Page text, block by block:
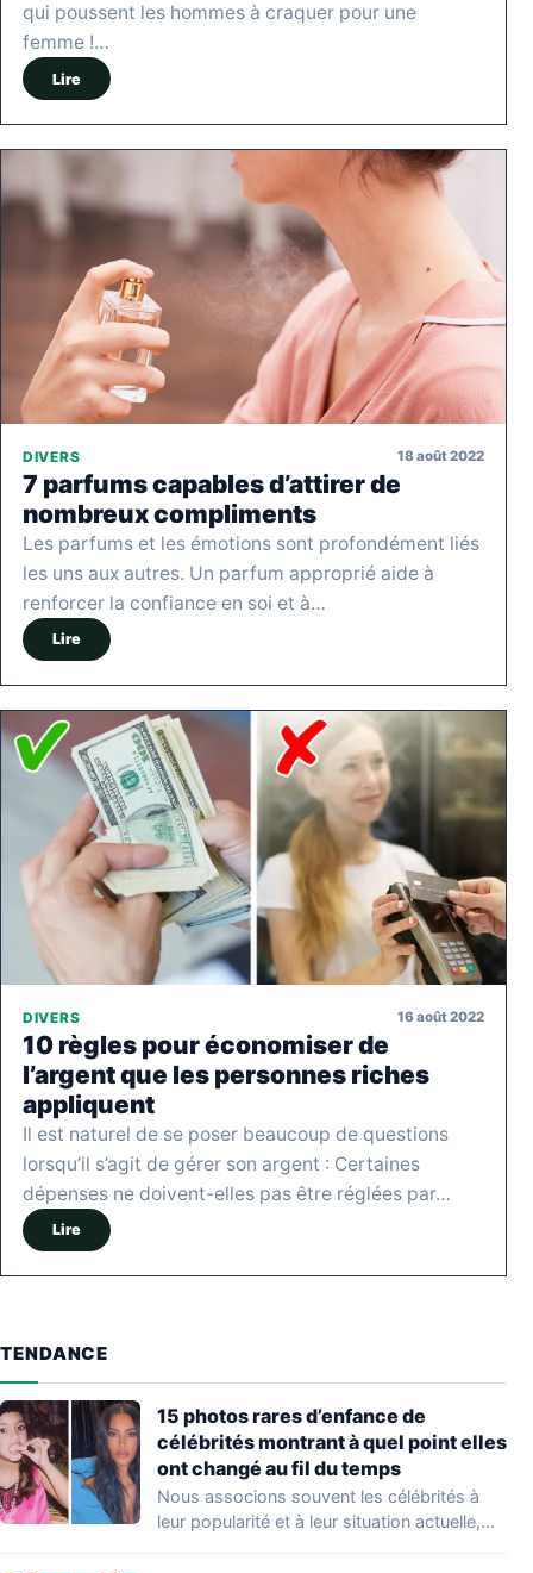
qui poussent les hommes à craquer pour une
femme !…
Lire
DIVERS 18 août 2022
7 parfums capables d’attirer de
nombreux compliments
Les parfums et les émotions sont profondément liés
les uns aux autres. Un parfum approprié aide à
renforcer la confiance en soi et à…
Lire
DIVERS 16 août 2022
10 règles pour économiser de
l’argent que les personnes riches
appliquent
Il est naturel de se poser beaucoup de questions
lorsqu’il s’agit de gérer son argent : Certaines
dépenses ne doivent-elles pas être réglées par…
Lire
TENDANCE
15 photos rares d’enfance de
célébrités montrant à quel point elles
ont changé au fil du temps
Nous associons souvent les célébrités à
leur popularité et à leur situation actuelle,